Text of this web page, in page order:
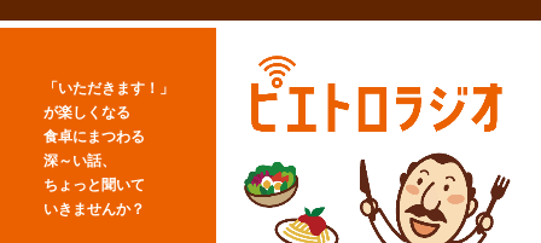
「いただきます！」
が楽しくなる
食卓にまつわる
深～い話、
ちょっと聞いて
いきませんか？